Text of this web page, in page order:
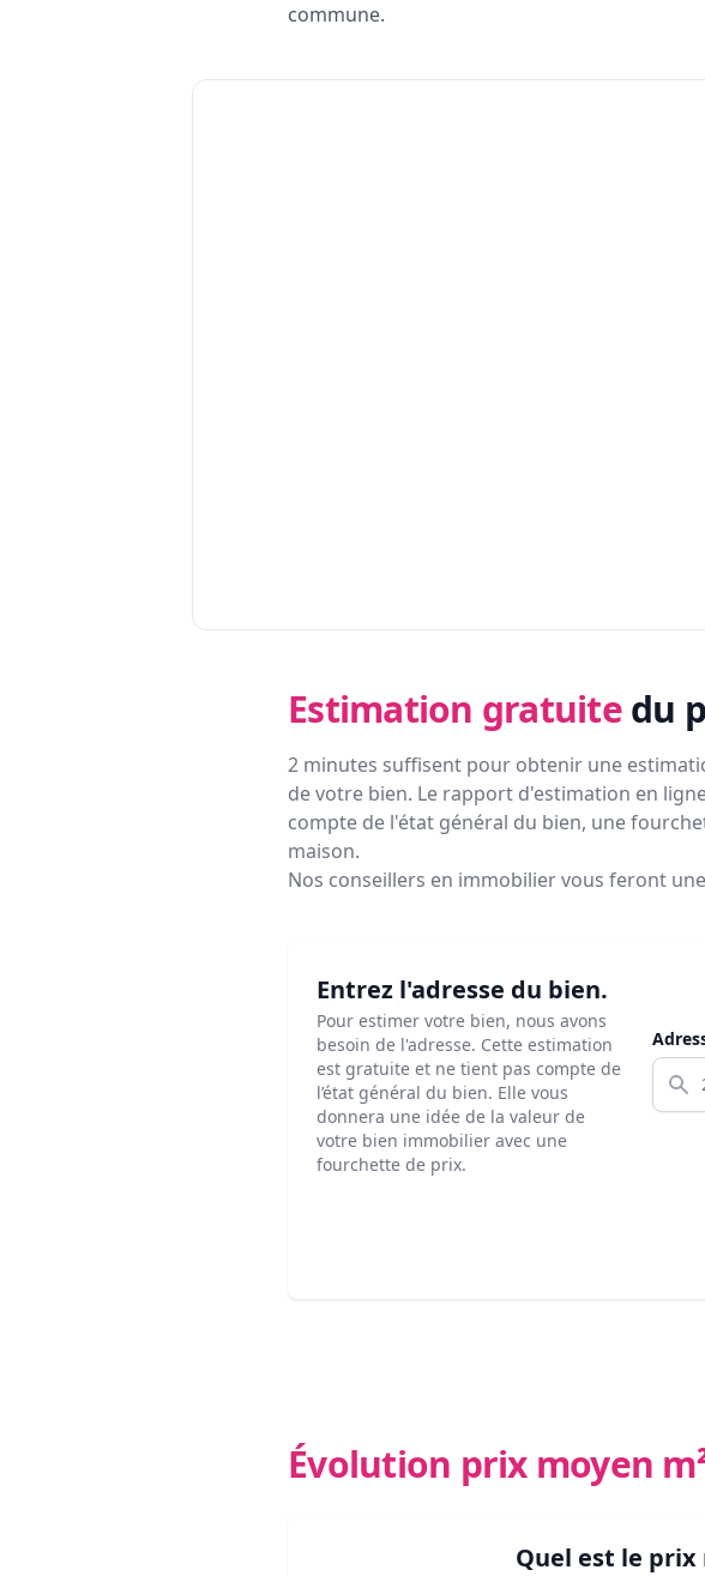
commune.
Estimation gratuite du
2 minutes suffisent pour obtenir une
de votre bien. Le rapport d'estimation en
compte de l'état général du bien, une
maison.
Nos conseillers en immobilier vous feront
Entrez l'adresse du bien.
Pour estimer votre bien, nous avons
besoin de l'adresse. Cette estimation
est gratuite et ne tient pas compte de
l’état général du bien. Elle vous
donnera une idée de la valeur de
votre bien immobilier avec une
fourchette de prix.
Évolution prix moyen
Quel est le prix